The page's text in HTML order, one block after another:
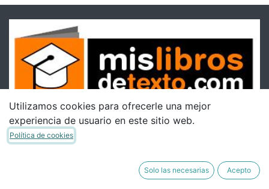
Utilizamos cookies para ofrecerle una mejor
experiencia de usuario en este sitio web.
Política de cookies
Solo las necesarias Acepto